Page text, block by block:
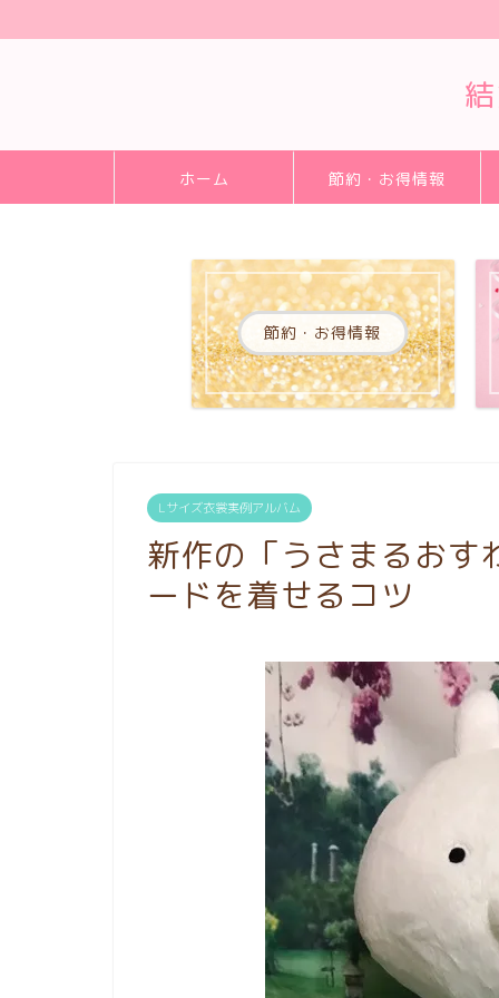
ホーム 節約・お得情報
節約・お得情報
Lサイズ衣裳実例アルバム
新作の「うさまるおす
ードを着せるコツ